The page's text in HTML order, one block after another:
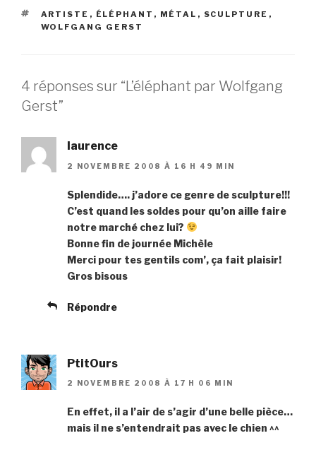
ÉTIQUETTES
ARTISTE , ÉLÉPHANT , MÉTAL , SCULPTURE ,
WOLFGANG GERST
4 réponses sur “L’éléphant par Wolfgang
Gerst”
laurence
2 NOVEMBRE 2008 À 16 H 49 MIN
Splendide…. j’adore ce genre de sculpture!!!
C’est quand les soldes pour qu’on aille faire
notre marché chez lui?
Bonne fin de journée Michèle
Merci pour tes gentils com’, ça fait plaisir!
Gros bisous
Répondre
PtitOurs
2 NOVEMBRE 2008 À 17 H 06 MIN
En effet, il a l’air de s’agir d’une belle pièce…
mais il ne s’entendrait pas avec le chien ^^